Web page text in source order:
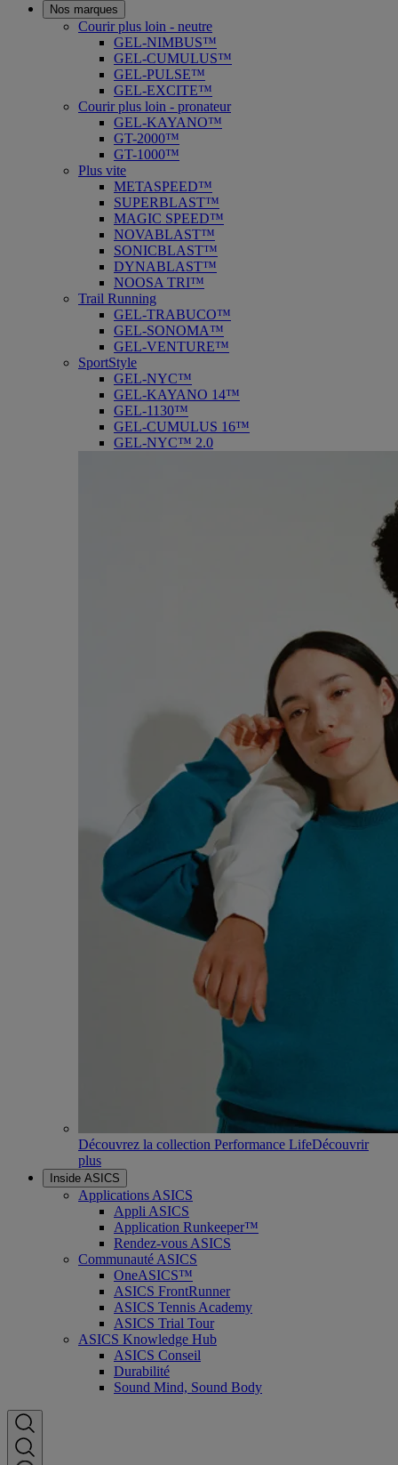
Nos marques
Courir plus loin - neutre
GEL-NIMBUS™
GEL-CUMULUS™
GEL-PULSE™
GEL-EXCITE™
Courir plus loin - pronateur
GEL-KAYANO™
GT-2000™
GT-1000™
Plus vite
METASPEED™
SUPERBLAST™
MAGIC SPEED™
NOVABLAST™
SONICBLAST™
DYNABLAST™
NOOSA TRI™
Trail Running
GEL-TRABUCO™
GEL-SONOMA™
GEL-VENTURE™
SportStyle
GEL-NYC™
GEL-KAYANO 14™
GEL-1130™
GEL-CUMULUS 16™
GEL-NYC™ 2.0
Découvrez la collection Performance LifeDécouvrir
plus
Inside ASICS
Applications ASICS
Appli ASICS
Application Runkeeper™
Rendez-vous ASICS
Communauté ASICS
OneASICS™
ASICS FrontRunner
ASICS Tennis Academy
ASICS Trial Tour
ASICS Knowledge Hub
ASICS Conseil
Durabilité
Sound Mind, Sound Body